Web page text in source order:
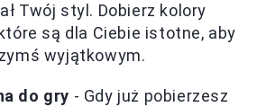
Twój styl. Dobierz kolory
są dla Ciebie istotne, aby
wyjątkowym.
do gry - Gdy już pobierzesz